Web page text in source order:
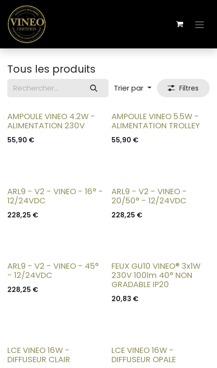
Se rendre au contenu
Tous les produits
Trier par Filtres
AMPOULE VINEO 4.2W -
ALIMENTATION 230V
55,90 €
AMPOULE VINEO 5.5W -
ALIMENTATION TROLLEY
55,90 €
ARL9 - V2 - VINEO - 16° -
12/24VDC
228,25 €
ARL9 - V2 - VINEO -
20/50° - 12/24VDC
228,25 €
ARL9 - V2 - VINEO - 45°
- 12/24VDC
228,25 €
FEUX GU10 VINEO® 3x1W
230V 100lm 40° NON
GRADABLE IP20
20,83 €
LCE VINEO 16W -
DIFFUSEUR CLAIR
LCE VINEO 16W -
DIFFUSEUR OPALE